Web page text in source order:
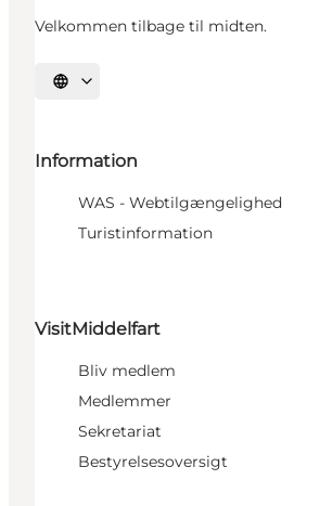
Velkommen tilbage til midten.
Vælg sprog
Information
WAS - Webtilgængelighed
Turistinformation
VisitMiddelfart
Bliv medlem
Medlemmer
Sekretariat
Bestyrelsesoversigt